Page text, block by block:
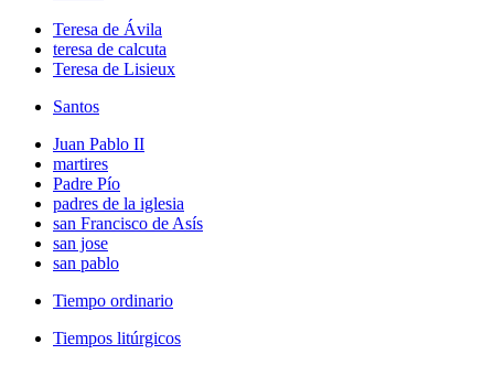
Teresa de Ávila
teresa de calcuta
Teresa de Lisieux
Santos
Juan Pablo II
martires
Padre Pío
padres de la iglesia
san Francisco de Asís
san jose
san pablo
Tiempo ordinario
Tiempos litúrgicos